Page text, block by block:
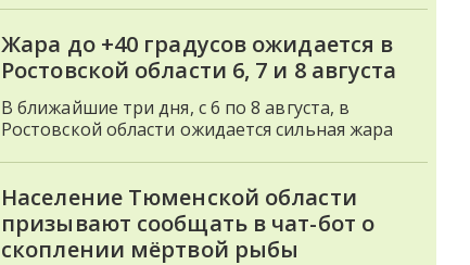
Жара до +40 градусов ожидается в
Ростовской области 6, 7 и 8 августа
В ближайшие три дня, с 6 по 8 августа, в
Ростовской области ожидается сильная жара
Население Тюменской области
призывают сообщать в чат-бот о
скоплении мёртвой рыбы